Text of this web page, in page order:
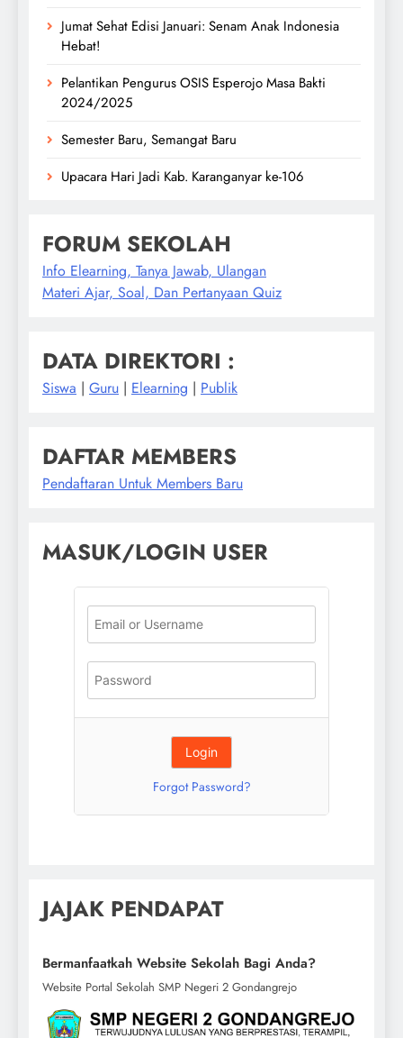
Jumat Sehat Edisi Januari: Senam Anak Indonesia
Hebat!
Pelantikan Pengurus OSIS Esperojo Masa Bakti
2024/2025
Semester Baru, Semangat Baru
Upacara Hari Jadi Kab. Karanganyar ke-106
FORUM SEKOLAH
Info Elearning, Tanya Jawab, Ulangan
Materi Ajar, Soal, Dan Pertanyaan Quiz
DATA DIREKTORI :
Siswa | Guru | Elearning | Publik
DAFTAR MEMBERS
Pendaftaran Untuk Members Baru
MASUK/LOGIN USER
Forgot Password?
JAJAK PENDAPAT
Bermanfaatkah Website Sekolah Bagi Anda?
Website Portal Sekolah SMP Negeri 2 Gondangrejo